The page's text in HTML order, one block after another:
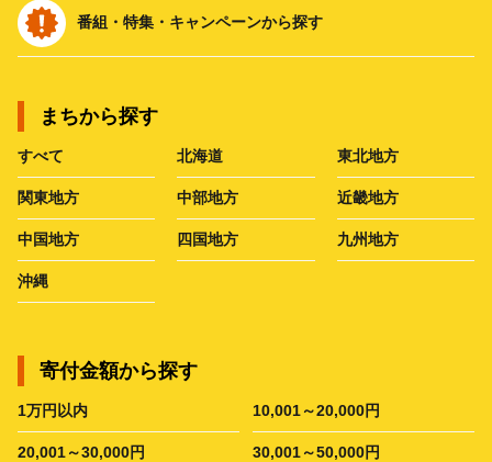
番組・特集・キャンペーンから探す
まちから探す
すべて 北海道 東北地方
関東地方 中部地方 近畿地方
中国地方 四国地方 九州地方
沖縄
寄付金額から探す
1万円以内 10,001～20,000円
20,001～30,000円 30,001～50,000円